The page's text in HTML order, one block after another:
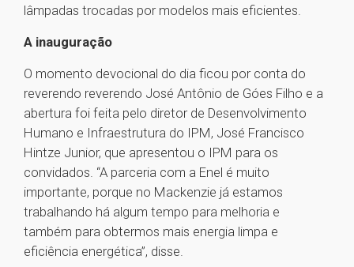
lâmpadas trocadas por modelos mais eficientes.
A inauguração
O momento devocional do dia ficou por conta do
reverendo reverendo José Antônio de Góes Filho e a
abertura foi feita pelo diretor de Desenvolvimento
Humano e Infraestrutura do IPM, José Francisco
Hintze Junior, que apresentou o IPM para os
convidados. “A parceria com a Enel é muito
importante, porque no Mackenzie já estamos
trabalhando há algum tempo para melhoria e
também para obtermos mais energia limpa e
eficiência energética”, disse.